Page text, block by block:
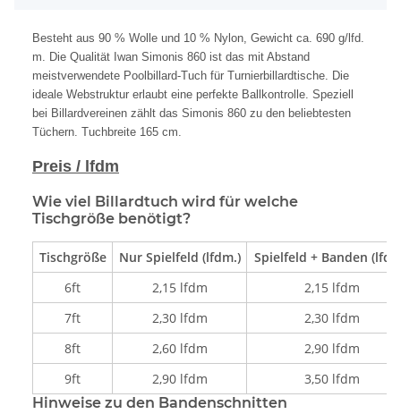
Besteht aus 90 % Wolle und 10 % Nylon, Gewicht ca. 690 g/lfd.
m. Die Qualität Iwan Simonis 860 ist das mit Abstand
meistverwendete Poolbillard-Tuch für Turnierbillardtische. Die
ideale Webstruktur erlaubt eine perfekte Ballkontrolle. Speziell
bei Billardvereinen zählt das Simonis 860 zu den beliebtesten
Tüchern. Tuchbreite 165 cm.
Preis / lfdm
Wie viel Billardtuch wird für welche
Tischgröße benötigt?
Tischgröße Nur Spielfeld (lfdm.)
Spielfeld + Banden
6ft
2,15 lfdm
2,15 lfdm
7ft
2,30 lfdm
2,30 lfdm
8ft
2,60 lfdm
2,90 lfdm
9ft
2,90 lfdm
3,50 lfdm
Hinweise zu den Bandenschnitten